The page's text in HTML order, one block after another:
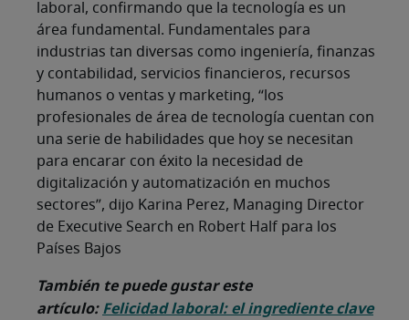
laboral, confirmando que la tecnología es un
área fundamental. Fundamentales para
industrias tan diversas como ingeniería, finanzas
y contabilidad, servicios financieros, recursos
humanos o ventas y marketing, “los
profesionales de área de tecnología cuentan con
una serie de habilidades que hoy se necesitan
para encarar con éxito la necesidad de
digitalización y automatización en muchos
sectores”, dijo Karina Perez, Managing Director
de Executive Search en Robert Half para los
Países Bajos
También te puede gustar este
artículo:Felicidad laboral: el ingrediente clave